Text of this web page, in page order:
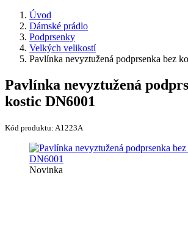
Úvod
Dámské prádlo
Podprsenky
Velkých velikostí
Pavlínka nevyztužená podprsenka bez
Pavlínka nevyztužená
kostic DN6001
Kód produktu: A1223A
Novinka